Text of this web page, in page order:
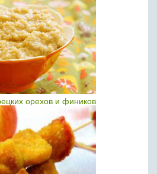
орехов и фиников